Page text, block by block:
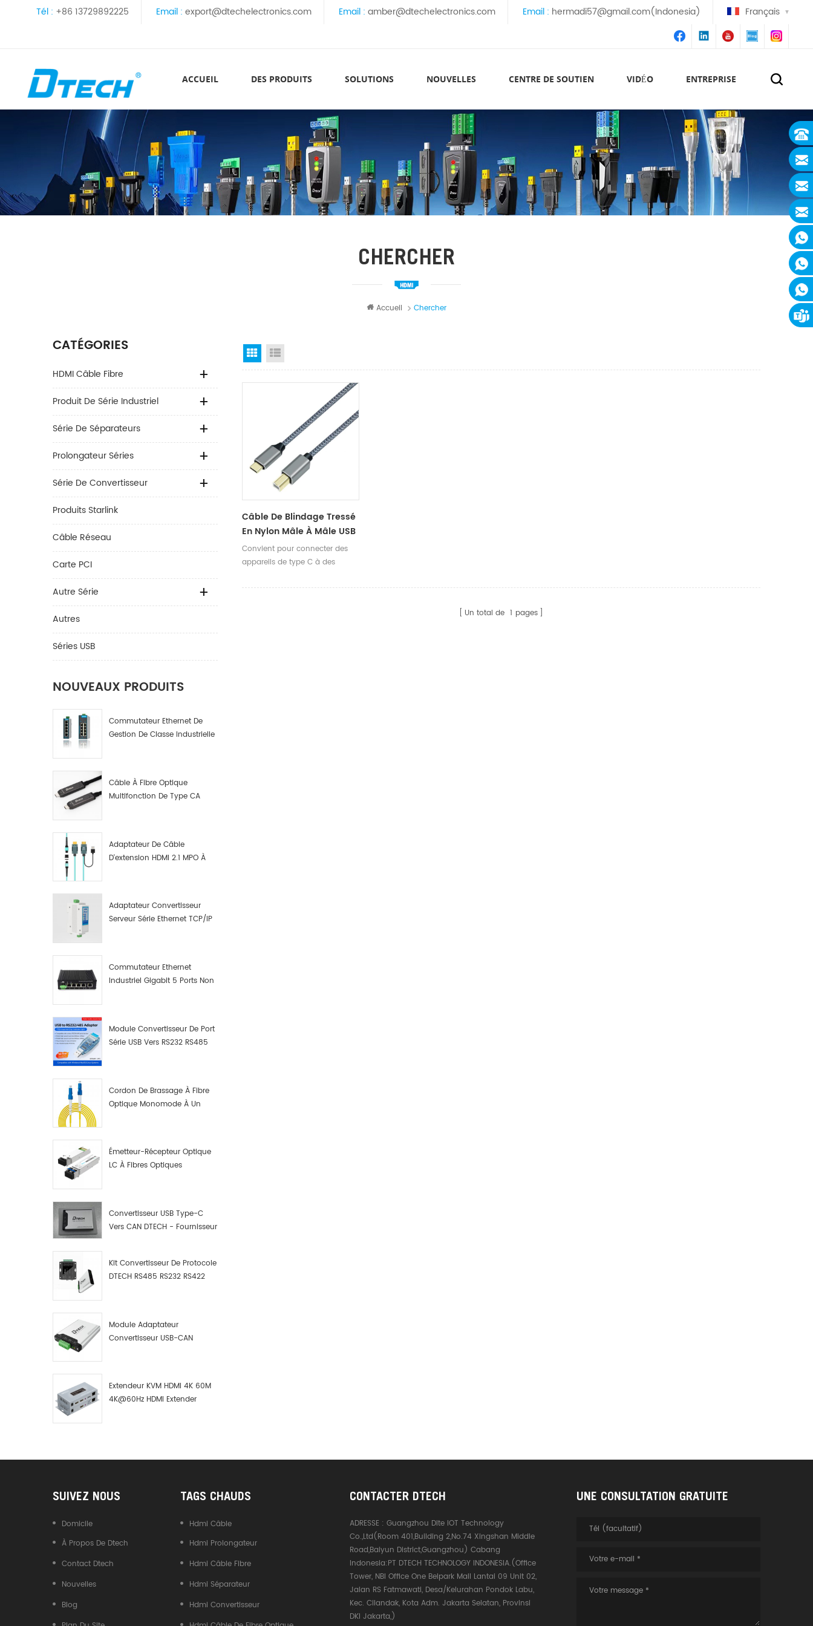
Tél : +86 13729892225 Email : export@dtechelectronics.com Email : amber@dtechelectronics.com Email : hermadi57@gmail.com(Indonesia) Français
ACCUEIL DES PRODUITS SOLUTIONS NOUVELLES CENTRE DE SOUTIEN VIDÉO ENTREPRISE
CHERCHER
Accueil Chercher
CATÉGORIES
HDMI Câble Fibre
Produit De Série Industriel
Série De Séparateurs
Prolongateur Séries
Série De Convertisseur
Produits Starlink
Câble Réseau
Carte PCI
Autre Série
Autres
Séries USB
NOUVEAUX PRODUITS
Commutateur Ethernet De
Gestion De Classe Industrielle
Câble À Fibre Optique
Multifonction De Type CA
Adaptateur De Câble
D'extension HDMI 2.1 MPO À
Adaptateur Convertisseur
Serveur Série Ethernet TCP/IP
Commutateur Ethernet
Industriel Gigabit 5 Ports Non
Module Convertisseur De Port
Série USB Vers RS232 RS485
Cordon De Brassage À Fibre
Optique Monomode À Un
Émetteur-Récepteur Optique
LC À Fibres Optiques
Convertisseur USB Type-C
Vers CAN DTECH - Fournisseur
Kit Convertisseur De Protocole
DTECH RS485 RS232 RS422
Module Adaptateur
Convertisseur USB-CAN
Vers CAN
Extendeur KVM HDMI 4K 60M
4K@60Hz HDMI Extender
Grid View
Câble De Blindage Tressé
En Nylon Mâle À Mâle USB
C Vers USB Type B 2.0,
Câble De Données
Scanner Midi 1m 1.5m 2m
Convient pour connecter des
appareils de type C à des
Un total de 1 pages
SUIVEZ NOUS
Domicile
À Propos De Dtech
Contact Dtech
Nouvelles
Blog
TAGS CHAUDS
Hdmi Câble
Hdmi Prolongateur
Hdmi Câble Fibre
Hdmi Séparateur
Hdmi Convertisseur
CONTACTER DTECH
ADRESSE :Guangzhou Dite IOT Technology
Co.,Ltd(Room 401,Building 2,No.74 Xingshan Middle
Road,Baiyun District,Guangzhou) Cabang
Indonesia:PT DTECH TECHNOLOGY INDONESIA.(Office
Tower, NBI Office One Belpark Mall Lantai 09 Unit 02,
Jalan RS Fatmawati, Desa/Kelurahan Pondok Labu,
Kec. Cilandak, Kota Adm. Jakarta Selatan, Provinsi
DKI Jakarta,)
UNE CONSULTATION GRATUITE